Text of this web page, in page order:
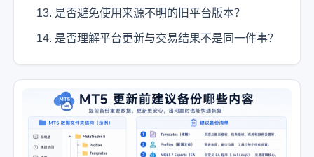
是否避免使用来源不明的旧平台版本？
是否理解平台更新与交易结果不是同一件事？